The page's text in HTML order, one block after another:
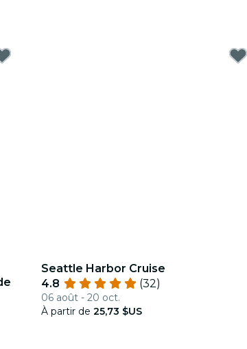
Seattle Harbor Cruise
4.8
(32)
06 août - 20 oct.
À partir de 25,73 $US